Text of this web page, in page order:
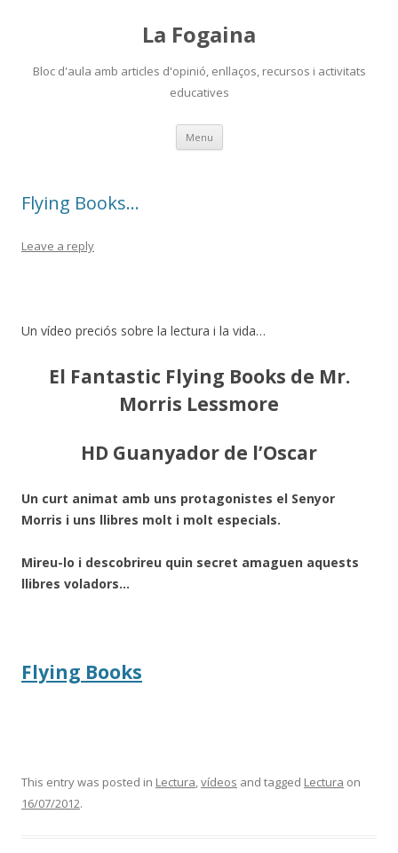
La Fogaina
Bloc d'aula amb articles d'opinió, enllaços, recursos i activitats
educatives
Menu Skip
content
Flying Books…
Leave a reply
Un vídeo preciós sobre la lectura i la vida…
El Fantastic Flying Books de Mr.
Morris Lessmore
HD Guanyador de l’Oscar
Un curt animat amb uns protagonistes el Senyor
Morris i uns llibres molt i molt especials.
Mireu-lo i descobrireu quin secret amaguen aquests
llibres voladors…
Flying Books
This entry was posted in Lectura,vídeos and tagged Lectura on
16/07/2012.